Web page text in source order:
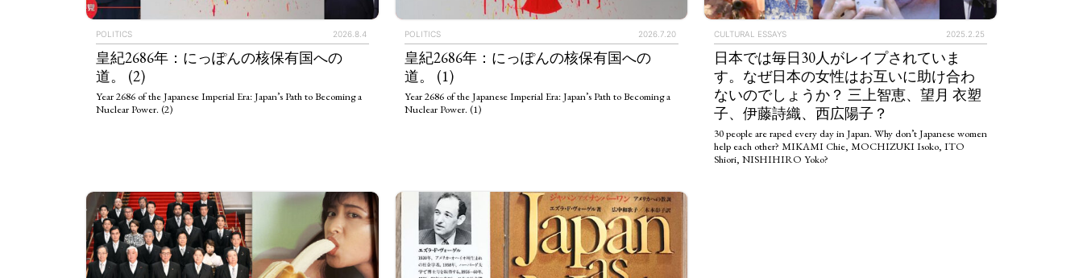
POLITICS 2026.8.4
皇紀2686年：にっぽんの核保有国への
道。 (2)
Year 2686 of the Japanese Imperial Era: Japan’s Path to Becoming a
Nuclear Power. (2)
POLITICS 2026.7.20
皇紀2686年：にっぽんの核保有国への
道。 (1)
Year 2686 of the Japanese Imperial Era: Japan’s Path to Becoming a
Nuclear Power. (1)
CULTURAL ESSAYS 2025.2.25
日本では毎日30人がレイプされていま
す。なぜ日本の女性はお互いに助け合わ
ないのでしょうか？ 三上智恵、望月 衣塑
子、伊藤詩織、西広陽子？
30 people are raped every day in Japan. Why don’t Japanese women
help each other? MIKAMI Chie, MOCHIZUKI Isoko, ITO
Shiori, NISHIHIRO Yoko?